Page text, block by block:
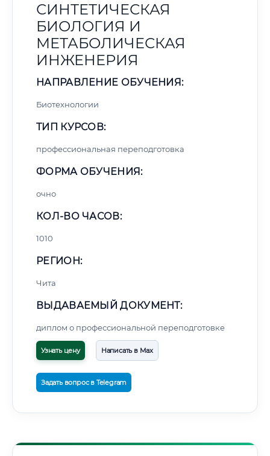
СИНТЕТИЧЕСКАЯ
БИОЛОГИЯ И
МЕТАБОЛИЧЕСКАЯ
ИНЖЕНЕРИЯ
НАПРАВЛЕНИЕ ОБУЧЕНИЯ:
Биотехнологии
ТИП КУРСОВ:
профессиональная переподготовка
ФОРМА ОБУЧЕНИЯ:
очно
КОЛ-ВО ЧАСОВ:
1010
РЕГИОН:
Чита
ВЫДАВАЕМЫЙ ДОКУМЕНТ:
диплом о профессиональной переподготовке
Узнать цену Написать в Max
Задать вопрос в Telegram